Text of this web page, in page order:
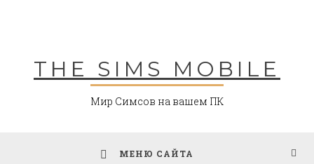
THE SIMS MOBILE
Мир Симсов на вашем ПК
МЕНЮ САЙТА